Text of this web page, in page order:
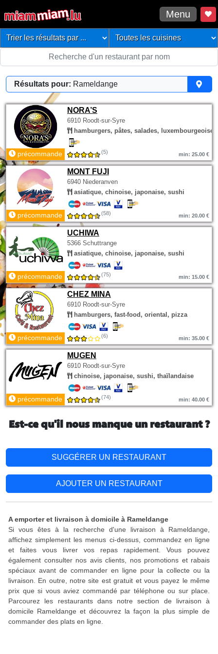
Menu
Résultats pour: Rameldange
NORA’S
6910 Roodt-sur-Syre
hamburgers, pâtes, salades, luxembourgeoise
précommande (5) min: 25.00 €
MONT FUJI
6940 Niederanven
asiatique, chinoise, japonaise, sushi
précommande (58) min: 20.00 €
UCHIWA
5366 Schuttrange
asiatique, chinoise, japonaise, sushi
précommande (75) min: 15.00 €
CHEZ MINA
6910 Roodt-sur-Syre
hamburgers, fast-food, oriental, pizza
précommande (6) min: 35.00 €
MUGEN
6910 Roodt-sur-Syre
chinoise, japonaise, sushi, thaïlandaise
précommande (74) min: 40.00 €
Est-ce qu'il nous manque un restaurant ?
SUGGÉRER UN RESTAURANT
AJOUTER UN RESTAURANT
A emporter et livraison à domicile à Rameldange
Si vous êtes à la recherche d'une livraison à Rameldange,
affichez simplement les menus ci-dessus, commandez en ligne
et faites vous livrer vos repas rapidement. Vous pouvez
également consulter nos avis clients, nos promotions et rabais
spéciaux avant de commander en ligne pour la collecte ou la
livraison. En outre, notre site est gratuit et vous payez le même
prix que si vous aviez commandé par téléphone ou sur place.
Parcourez les restaurants dans notre section de livraison à
domicile Rameldange et découvrez la façon la plus simple de
commander des plats en ligne.